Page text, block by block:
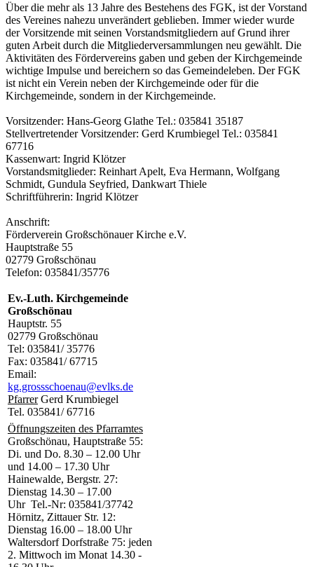
Über die mehr als 13 Jahre des Bestehens des FGK, ist der Vorstand
des Vereines nahezu unverändert geblieben. Immer wieder wurde
der Vorsitzende mit seinen Vorstandsmitgliedern auf Grund ihrer
guten Arbeit durch die Mitgliederversammlungen neu gewählt. Die
Aktivitäten des Fördervereins gaben und geben der Kirchgemeinde
wichtige Impulse und bereichern so das Gemeindeleben. Der FGK
ist nicht ein Verein neben der Kirchgemeinde oder für die
Kirchgemeinde, sondern in der Kirchgemeinde.
Vorsitzender: Hans-Georg Glathe Tel.: 035841 35187
Stellvertretender Vorsitzender: Gerd Krumbiegel Tel.: 035841
67716
Kassenwart: Ingrid Klötzer
Vorstandsmitglieder: Reinhart Apelt, Eva Hermann, Wolfgang
Schmidt, Gundula Seyfried, Dankwart Thiele
Schriftführerin: Ingrid Klötzer
Anschrift:
Förderverein Großschönauer Kirche e.V.
Hauptstraße 55
02779 Großschönau
Telefon: 035841/35776
Ev.-Luth. Kirchgemeinde
Großschönau
Hauptstr. 55
02779 Großschönau
Tel: 035841/ 35776
Fax: 035841/ 67715
Email:
kg.grossschoenau@evlks.de
PfarrerGerd Krumbiegel
Tel. 035841/ 67716
Öffnungszeiten des Pfarramtes
Großschönau, Hauptstraße 55:
Di. und Do. 8.30 – 12.00 Uhr
und 14.00 – 17.30 Uhr
Hainewalde, Bergstr. 27:
Dienstag 14.30 – 17.00
Uhr Tel.-Nr: 035841/37742
Hörnitz, Zittauer Str. 12:
Dienstag 16.00 – 18.00 Uhr
Waltersdorf Dorfstraße 75: jeden
2. Mittwoch im Monat 14.30 -